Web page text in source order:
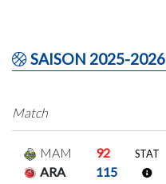
SAISON 2025-2026
Match
MAM
92
ARA
115
STAT